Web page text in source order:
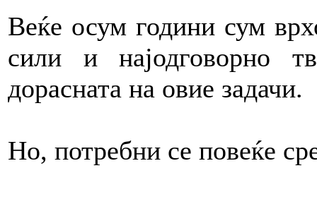
Веќе осум години сум
сили и најодговорно
дорасната на овие задачи.
Но, потребни се повеќе